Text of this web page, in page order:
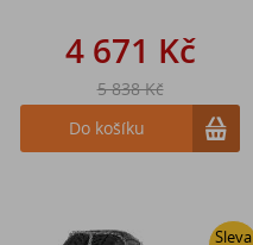
4 671 Kč
5 838 Kč
Do košíku
Sleva